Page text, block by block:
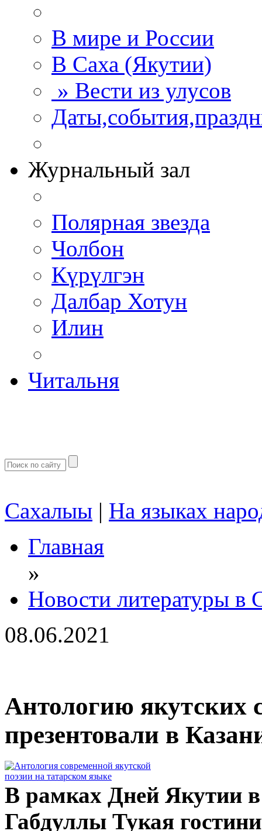
В мире и России
В Саха (Якутии)
» Вести из улусов
Журнальный зал
Полярная звезда
Чолбон
Күрүлгэн
Далбар Хотун
Илин
Читальня
Сахалыы | На языках
Главная
»
Новости литературы в
08.06.2021
Антологию якутских
презентовали в
В рамках Дней Якутии в
Габдуллы Тукая